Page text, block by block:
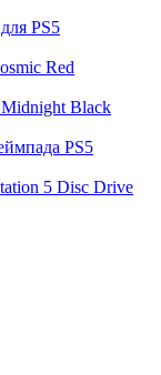
PS5
Red
Midnight Black
PS5
5 Disc Drive